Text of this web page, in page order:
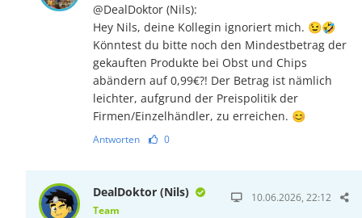
@DealDoktor (Nils):
Hey Nils, deine Kollegin ignoriert mich. 😉🤣
Könntest du bitte noch den Mindestbetrag der
gekauften Produkte bei Obst und Chips
abändern auf 0,99€?! Der Betrag ist nämlich
leichter, aufgrund der Preispolitik der
Firmen/Einzelhändler, zu erreichen. 😊
Antworten 0
DealDoktor (Nils)
Team
10.06.2026, 22:12